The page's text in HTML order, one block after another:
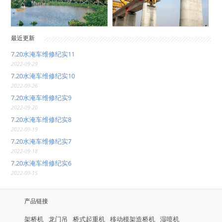
最近更新
7.20水淹车维修纪实11
2022-09-29
7.20水淹车维修纪实10
2022-09-26
7.20水淹车维修纪实9
2022-09-20
7.20水淹车维修纪实8
2022-09-19
7.20水淹车维修纪实7
2022-09-18
7.20水淹车维修纪实6
2022-09-15
产品链接
架桥机 龙门吊 桥式起重机 移动模架造桥机 湿喷机